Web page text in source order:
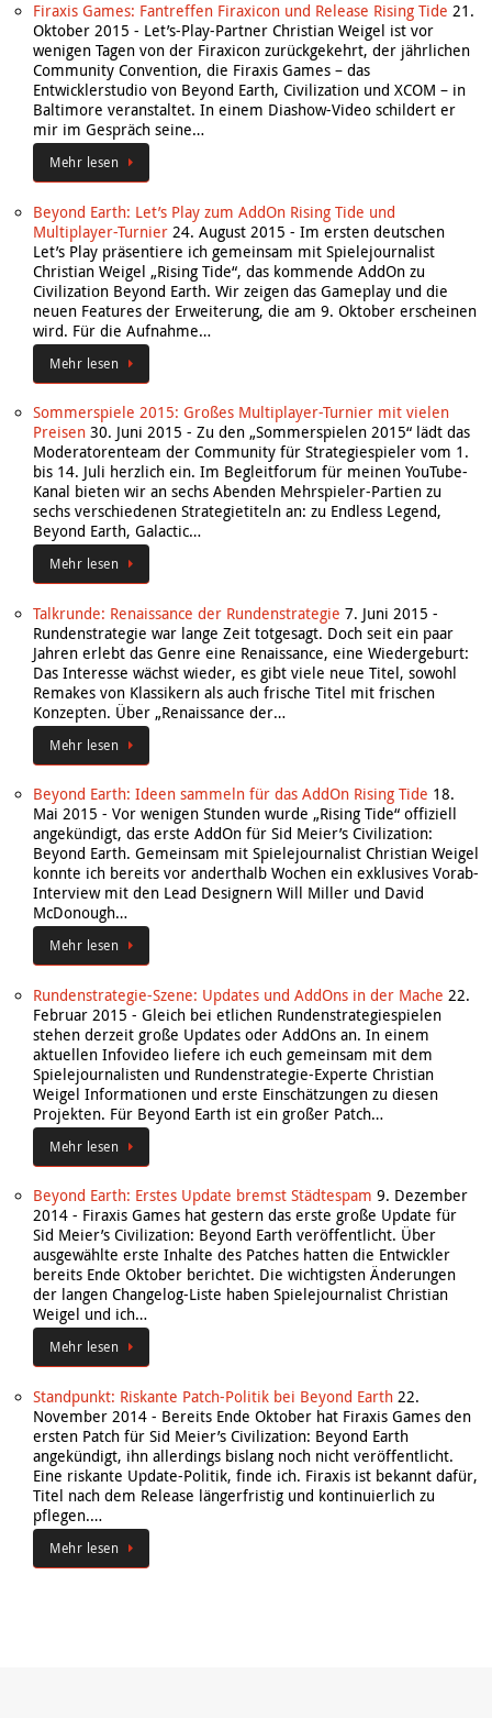
Firaxis Games: Fantreffen Firaxicon und Release Rising Tide 21.
Oktober 2015 - Let’s-Play-Partner Christian Weigel ist vor
wenigen Tagen von der Firaxicon zurückgekehrt, der jährlichen
Community Convention, die Firaxis Games – das
Entwicklerstudio von Beyond Earth, Civilization und XCOM – in
Baltimore veranstaltet. In einem Diashow-Video schildert er
mir im Gespräch seine…
Mehr lesen
Beyond Earth: Let’s Play zum AddOn Rising Tide und
Multiplayer-Turnier 24. August 2015 - Im ersten deutschen
Let’s Play präsentiere ich gemeinsam mit Spielejournalist
Christian Weigel „Rising Tide“, das kommende AddOn zu
Civilization Beyond Earth. Wir zeigen das Gameplay und die
neuen Features der Erweiterung, die am 9. Oktober erscheinen
wird. Für die Aufnahme…
Mehr lesen
Sommerspiele 2015: Großes Multiplayer-Turnier mit vielen
Preisen 30. Juni 2015 - Zu den „Sommerspielen 2015“ lädt das
Moderatorenteam der Community für Strategiespieler vom 1.
bis 14. Juli herzlich ein. Im Begleitforum für meinen YouTube-
Kanal bieten wir an sechs Abenden Mehrspieler-Partien zu
sechs verschiedenen Strategietiteln an: zu Endless Legend,
Beyond Earth, Galactic…
Mehr lesen
Talkrunde: Renaissance der Rundenstrategie 7. Juni 2015 -
Rundenstrategie war lange Zeit totgesagt. Doch seit ein paar
Jahren erlebt das Genre eine Renaissance, eine Wiedergeburt:
Das Interesse wächst wieder, es gibt viele neue Titel, sowohl
Remakes von Klassikern als auch frische Titel mit frischen
Konzepten. Über „Renaissance der…
Mehr lesen
Beyond Earth: Ideen sammeln für das AddOn Rising Tide 18.
Mai 2015 - Vor wenigen Stunden wurde „Rising Tide“ offiziell
angekündigt, das erste AddOn für Sid Meier’s Civilization:
Beyond Earth. Gemeinsam mit Spielejournalist Christian Weigel
konnte ich bereits vor anderthalb Wochen ein exklusives Vorab-
Interview mit den Lead Designern Will Miller und David
McDonough…
Mehr lesen
Rundenstrategie-Szene: Updates und AddOns in der Mache 22.
Februar 2015 - Gleich bei etlichen Rundenstrategiespielen
stehen derzeit große Updates oder AddOns an. In einem
aktuellen Infovideo liefere ich euch gemeinsam mit dem
Spielejournalisten und Rundenstrategie-Experte Christian
Weigel Informationen und erste Einschätzungen zu diesen
Projekten. Für Beyond Earth ist ein großer Patch…
Mehr lesen
Beyond Earth: Erstes Update bremst Städtespam 9. Dezember
2014 - Firaxis Games hat gestern das erste große Update für
Sid Meier’s Civilization: Beyond Earth veröffentlicht. Über
ausgewählte erste Inhalte des Patches hatten die Entwickler
bereits Ende Oktober berichtet. Die wichtigsten Änderungen
der langen Changelog-Liste haben Spielejournalist Christian
Weigel und ich…
Mehr lesen
Standpunkt: Riskante Patch-Politik bei Beyond Earth 22.
November 2014 - Bereits Ende Oktober hat Firaxis Games den
ersten Patch für Sid Meier’s Civilization: Beyond Earth
angekündigt, ihn allerdings bislang noch nicht veröffentlicht.
Eine riskante Update-Politik, finde ich. Firaxis ist bekannt dafür,
Titel nach dem Release längerfristig und kontinuierlich zu
pflegen.…
Mehr lesen